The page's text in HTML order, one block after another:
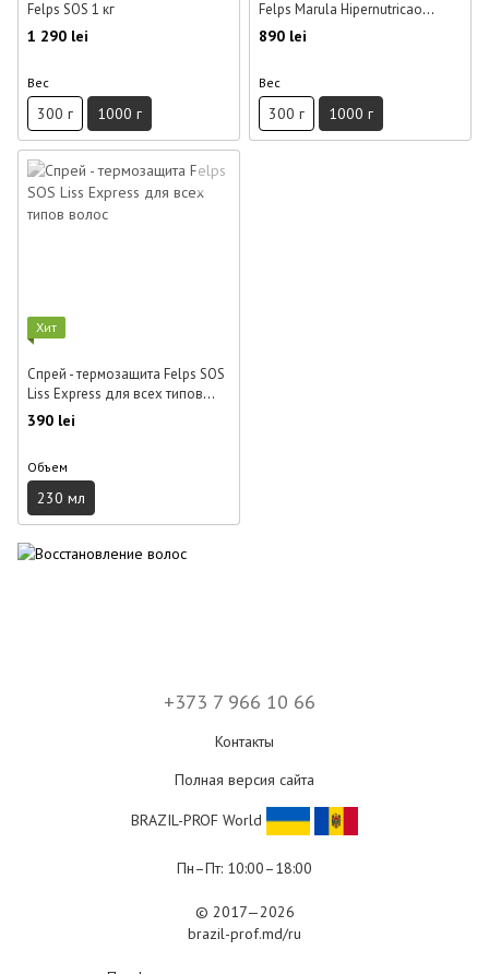
Felps SOS 1 кг
1 290 lei
Вес
300 г 1000 г
Felps Marula Hipernutricao
Capilar 1 кг
890 lei
Вес
300 г 1000 г
Хит
Спрей - термозащита Felps SOS
Liss Express для всех типов
волос 230 мл
390 lei
Объем
230 мл
+373 7 966 10 66
Контакты
Полная версия сайта
BRAZIL-PROF World
Пн–Пт: 10:00–18:00
© 2017—2026
brazil-prof.md/ru